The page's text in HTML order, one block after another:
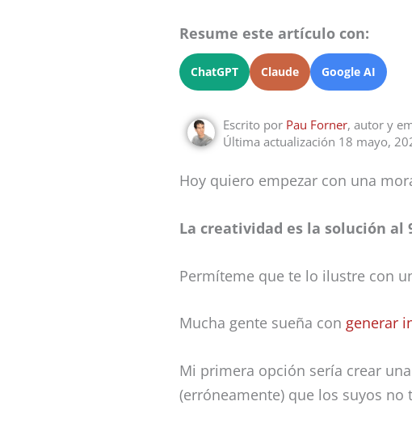
Resume este artículo con:
ChatGPT Claude Google AI
Escrito por Pau Forner, autor y
Última actualización 18 mayo,
Hoy quiero empezar con una
La creatividad es la solución al
Permíteme que te lo ilustre con
Mucha gente sueña con generar
Mi primera opción sería crear una
(erróneamente) que los suyos no